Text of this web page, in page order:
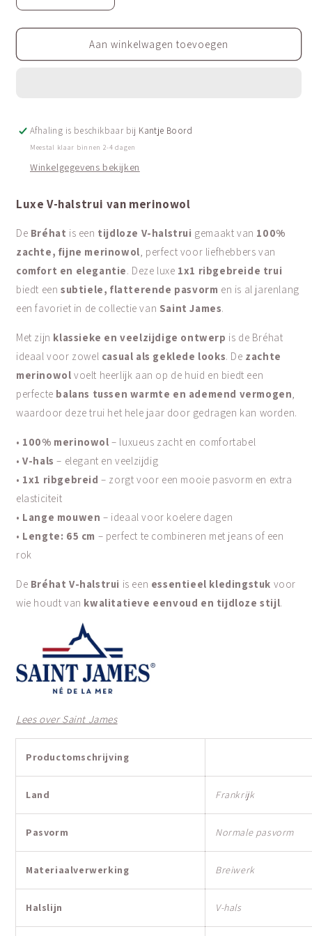
verlagen
voor
V-
Bréhat
III
verhogen
voor
Luxe
V-
Bréhat
III
Aan winkelwagen toevoegen
Afhaling is beschikbaar bij Kantje Boord
Meestal klaar binnen 2-4 dagen
Winkelgegevens bekijken
Luxe V-halstrui van merinowol
De Bréhat is een tijdloze V-halstrui gemaakt van 100%
zachte, fijne merinowol, perfect voor liefhebbers van
comfort en elegantie. Deze luxe 1x1 ribgebreide trui
biedt een subtiele, flatterende pasvorm en is al jarenlang
een favoriet in de collectie van Saint James.
Met zijn klassieke en veelzijdige ontwerp is de Bréhat
ideaal voor zowel casual als geklede looks. De zachte
merinowol voelt heerlijk aan op de huid en biedt een
perfecte balans tussen warmte en ademend vermogen,
waardoor deze trui het hele jaar door gedragen kan worden.
• 100% merinowol – luxueus zacht en comfortabel
•V-hals – elegant en veelzijdig
• 1x1 ribgebreid – zorgt voor een mooie pasvorm en extra
elasticiteit
• Lange mouwen – ideaal voor koelere dagen
• Lengte: 65 cm – perfect te combineren met jeans of een
rok
De Bréhat V-halstrui is een essentieel kledingstuk voor
wie houdt van kwalitatieve eenvoud en tijdloze stijl.
Lees over Saint James
Productomschrijving
Land Frankrijk
Pasvorm Normale pasvorm
Materiaalverwerking Breiwerk
Halslijn V-hals